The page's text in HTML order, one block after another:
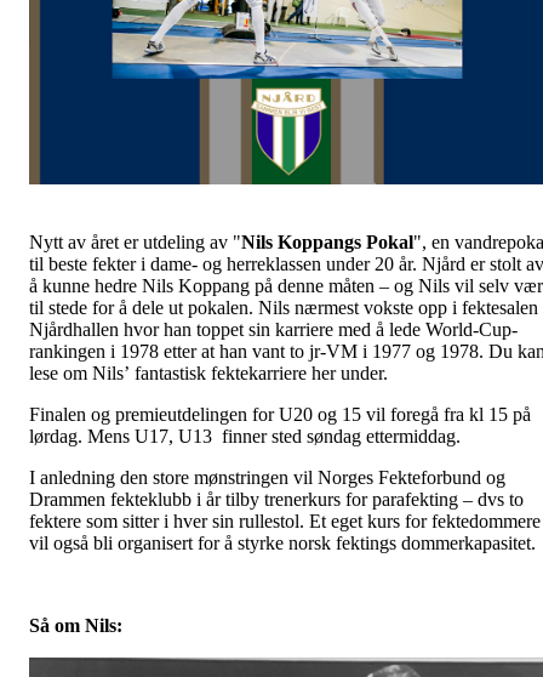
Nytt av året er utdeling av "Nils Koppangs Pokal", en
til beste fekter i dame- og herreklassen under 20 år. Njård er stolt av
å kunne hedre Nils Koppang på denne måten – og Nils vil selv
til stede for å dele ut pokalen. Nils nærmest vokste opp i fektesalen
Njårdhallen hvor han toppet sin karriere med å lede World-Cup-
rankingen i 1978 etter at han vant to jr-VM i 1977 og 1978. Du
lese om Nils’ fantastisk fektekarriere her under.
Finalen og premieutdelingen for U20 og 15 vil foregå fra kl 15 på
lørdag. Mens U17, U13 finner sted søndag ettermiddag.
I anledning den store mønstringen vil Norges Fekteforbund og
Drammen fekteklubb i år tilby trenerkurs for parafekting – dvs to
fektere som sitter i hver sin rullestol. Et eget kurs for fektedommere
vil også bli organisert for å styrke norsk fektings dommerkapasitet.
Så om Nils: